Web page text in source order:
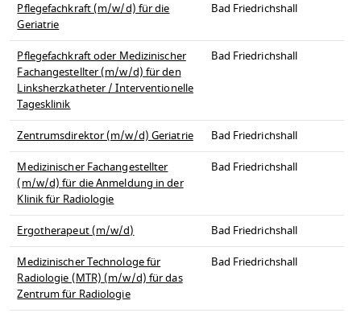
Pflegefachkraft (m/w/d) für die
Geriatrie
Bad Friedrichshall
Pflegefachkraft oder Medizinischer
Fachangestellter (m/w/d) für den
Linksherzkatheter / Interventionelle
Tagesklinik
Bad Friedrichshall
Zentrumsdirektor (m/w/d) Geriatrie
Bad Friedrichshall
Medizinischer Fachangestellter
(m/w/d) für die Anmeldung in der
Klinik für Radiologie
Bad Friedrichshall
Ergotherapeut (m/w/d)
Bad Friedrichshall
Medizinischer Technologe für
Radiologie (MTR) (m/w/d) für das
Zentrum für Radiologie
Bad Friedrichshall